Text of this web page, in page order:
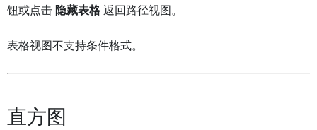
钮或点击 隐藏表格 返回路径视图。
表格视图不支持条件格式。
直方图